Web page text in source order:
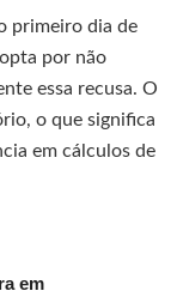
primeiro dia de
por não
essa recusa. O
o que significa
em cálculos de
em